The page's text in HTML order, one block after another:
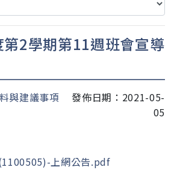
2學期第11週班會宣導
與建議事項
發佈日期：2021-05-
05
上網公告.pdf